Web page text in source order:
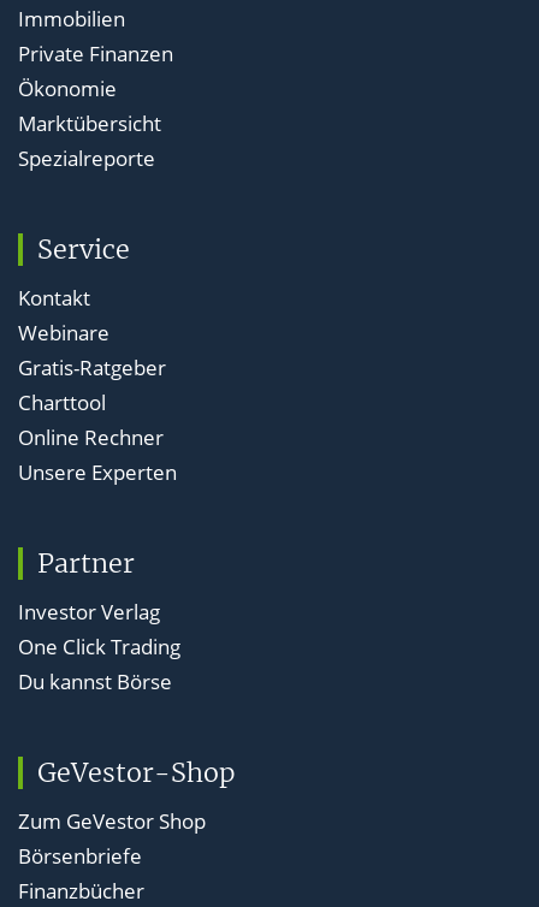
Immobilien
Private Finanzen
Ökonomie
Marktübersicht
Spezialreporte
Service
Kontakt
Webinare
Gratis-Ratgeber
Charttool
Online Rechner
Unsere Experten
Partner
Investor Verlag
One Click Trading
Du kannst Börse
GeVestor-Shop
Zum GeVestor Shop
Börsenbriefe
Finanzbücher